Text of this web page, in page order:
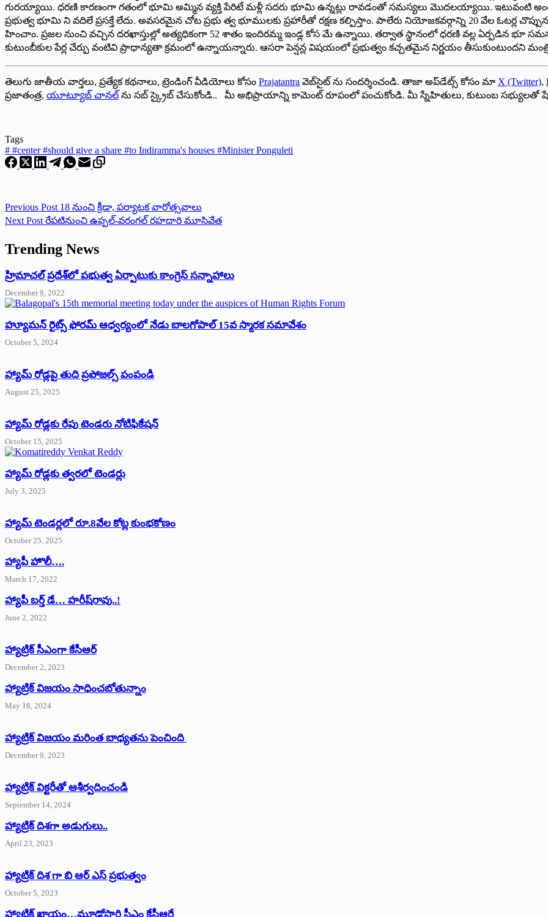
గురయ్యాయి. ధరణి కారణంగా గతంలో భూమి అమ్మిన వ్యక్తి పేరిటే మళ్లీ సదరు భూమి ఉన్నట్లు రావడంతో సమస్యలు మొదలయ్యాయి. ఇటువంటి
ప్రభుత్వ భూమి ని వదిలే ప్రసక్తే లేదు. అవసరమైన చోట ప్రభు త్వ భూములకు ప్రహారీతో రక్షణ కల్పిస్తాం. పాలేరు నియోజకవర్గాన్ని 20 వేల ఓటర్ల చొప్పున
హించాం. ప్రజల నుంచి వచ్చిన దరఖాస్తుల్లో అత్యధికంగా 52 శాతం ఇందిరమ్మ ఇండ్ల కోస మే ఉన్నాయి. తర్వాత స్థానంలో ధరణి వల్ల ఏర్పడిన భూ
కుటుంబీకుల పేర్ల చేర్పు వంటివి ప్రాధాన్యతా క్రమంలో ఉన్నాయన్నారు. ఆసరా పెన్షన్ల విషయంలో ప్రభుత్వం కచ్చతమైన నిర్ణయం తీసుకుంటుందని
తెలుగు జాతీయ వార్తలు, ప్రత్యేక కథనాలు, ట్రెండింగ్ వీడియోలు కోసం Prajatantra వెబ్‌సైట్ ను సందర్శించండి. తాజా అప్‌డేట్స్ కోసం మా X (Twitter),
ప్రజాతంత్ర, యూట్యూబ్ చానల్ ను సబ్ స్క్రైబ్ చేసుకోండి.. మీ అభిప్రాయాన్ని కామెంట్ రూపంలో పంచుకోండి. మీ స్నేహితులు, కుటుంబ సభ్యులతో
Tags
# #center #should give a share #to Indiramma's houses #Minister Ponguleti
Previous Post 18 నుంచి క్రీడా, పర్యాటక వారోత్సవాలు
Next Post రేప‌టినుంచి ఉప్పల్‌-వరంగల్ రహదారి మూసివేత
Trending News
‌హ్రిమాచల్‌ ‌ప్రదేశ్‌లో పభుత్వ ఏర్పాటుకు కాంగ్రెస్‌ ‌సన్నాహాలు
December 8, 2022
హ్యూమన్‌ రైట్స్‌ ఫోరమ్‌ ఆధ్వర్యంలో నేడు బాలగోపాల్‌ 15వ స్మారక సమావేశం
October 5, 2024
హ్యామ్‌ రోడ్లపై తుది ప్రపోజల్స్‌ పంపండి
August 25, 2025
హ్యామ్‌ రోడ్లకు రేపు టెండరు నోటిఫికేషన్‌
October 15, 2025
హ్యామ్‌ రోడ్లకు త్వరలో టెండర్లు
July 3, 2025
హ్యామ్‌ ‌టెండర్లలో రూ.8వేల కోట్ల కుంభకోణం
October 25, 2025
హ్యాపీ హొలీ….
March 17, 2022
హ్యాపీ బర్త్ ‌డే… హరీష్‌రావు..!
June 2, 2022
హ్యాట్రిక్‌ ‌సీఎంగా కేసీఆర్‌
December 2, 2023
హ్యాట్రిక్‌ విజయం సాధించబోతున్నాం
May 18, 2024
హ్యాట్రిక్ విజయం మరింత బాధ్యతను పెంచింది
December 9, 2023
హ్యాట్రిక్‌ ‌విక్టరీతో ఆశీర్వదించండి
September 14, 2024
‌హ్యాట్రిక్‌ ‌దిశగా అడుగులు..
April 23, 2023
హ్యాట్రిక్ దిశ గా బి ఆర్ ఎస్ ప్రభుత్వం
October 5, 2023
హ్యాట్రిక్‌ ‌ఖాయం…మూడోసారి సీఎం కేసీఆరే